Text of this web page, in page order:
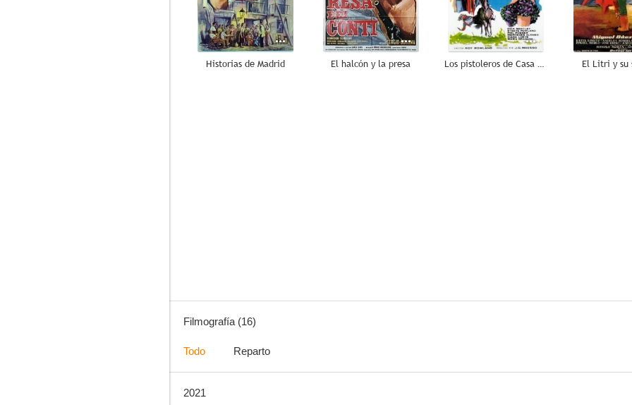
Historias de Madrid El halcón y la presa Los pistoleros de Casa Grande El Litri y su
El precio de la muerte
Filmografía (16)
Todo Reparto
2021